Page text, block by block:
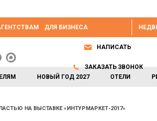
ДЛЯ БИЗНЕСА
НОВЫЙ ГОД 2027 ОТЕЛИ
НАПИСАТЬ
ЗАКАЗАТЬ ЗВОНОК
НА ВЫСТАВКЕ «ИНТУРМАРКЕТ-2017»